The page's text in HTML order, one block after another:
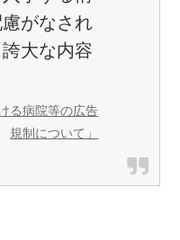
がなされ
大な内容
る病院等の広告
規制について」